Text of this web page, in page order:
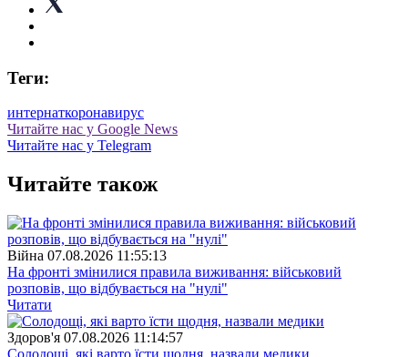
Теги:
интернаткоронавирус
Читайте нас у Google News
Читайте нас у Telegram
Читайте також
Війна 07.08.2026 11:55:13
На фронті змінилися правила виживання: військовий
розповів, що відбувається на "нулі"
Читати
Здоров'я 07.08.2026 11:14:57
Солодощі, які варто їсти щодня, назвали медики